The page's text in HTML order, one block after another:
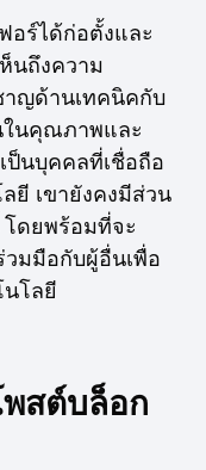
อร์ได้ก่อตั้งและ
นถึงความ
าญด้านเทคนิคกับ
ในคุณภาพและ
ป็นบุคคลที่เชื่อถือ
ยี เขายังคงมีส่วน
ดยพร้อมที่จะ
มมือกับผู้อื่นเพื่อ
โลยี
สต์บล็อก